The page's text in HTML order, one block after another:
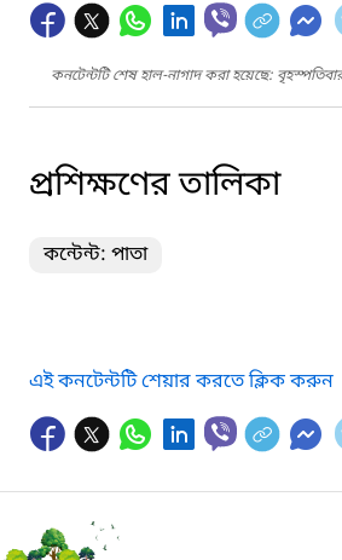
কনটেন্টটি শেষ হাল-নাগাদ করা হয়েছে:
প্রশিক্ষণের তালিকা
কন্টেন্ট: পাতা
এই কনটেন্টটি শেয়ার করতে ক্লিক করুন